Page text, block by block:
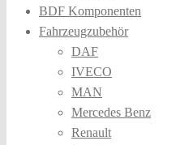
BDF Komponenten
Fahrzeugzubehör
DAF
IVECO
MAN
Mercedes Benz
Renault